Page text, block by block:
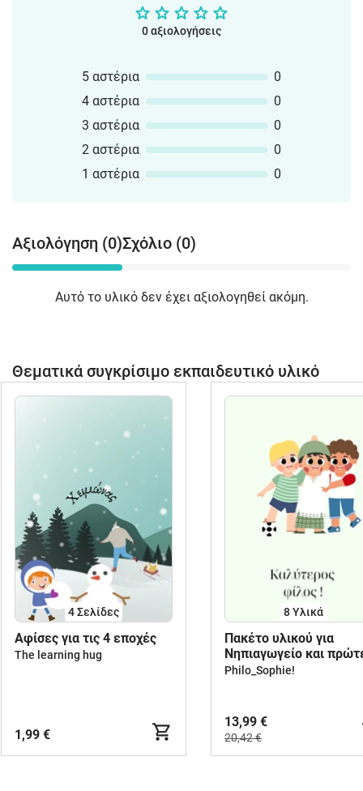
0 αξιολογήσεις
5 αστέρια
0
4 αστέρια
0
3 αστέρια
0
2 αστέρια
0
1 αστέρια
0
Αξιολόγηση (0)Σχόλιο (0)
Αυτό το υλικό δεν έχει αξιολογηθεί ακόμη.
Θεματικά συγκρίσιμο εκπαιδευτικό υλικό
4Σελίδες
Aφίσες για τις 4 εποχές
The learning hug
1,99 €
8 Υλικά
Πακέτο υλικού για
Νηπιαγωγείο και
τάξεις Δημοτικού.
Philo_Sophie!
13,99 €
20,42 €